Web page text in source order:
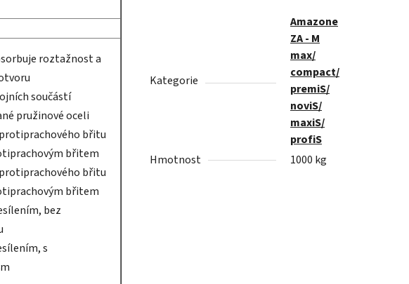
roztažnost a
součástí
pružinové oceli
břitu
břitem
břitu
břitem
bez
s
Kategorie
Amazone
ZA - M
max/
compact/
premiS/
noviS/
maxiS/
profiS
Hmotnost
1000 kg